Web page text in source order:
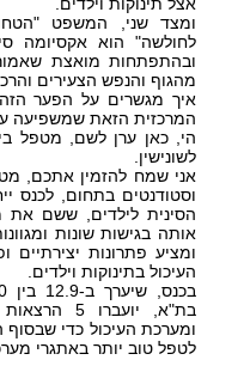
ומצד שני, המשפט
לחולשה" הוא אקסיומה
ובהתפתחות מואצת
מהגוף והנפש הצעירים
איך מגשרים על הפער
המרכזית הזאת שמשפיעה
הי, כאן ערן לשם, מטפל
לשונישין.
אני שמח להזמין אתכם,
וסטודנטים בתחום, לכנס
הסינית לילדים, ששם את
אותה בגישות שונות
ומציע פתרונות
העיכול בתינוקות וילדים.
בת"א,
ומערכת העיכול כדי שבסוף
לטפל טוב יותר באתגרי